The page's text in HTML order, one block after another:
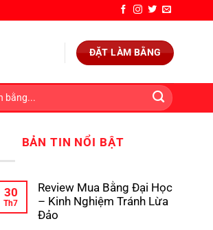
ĐẶT LÀM BẰNG
BẢN TIN NỔI BẬT
30
Th7
Review Mua Bằng Đại Học
– Kinh Nghiệm Tránh Lừa
Đảo